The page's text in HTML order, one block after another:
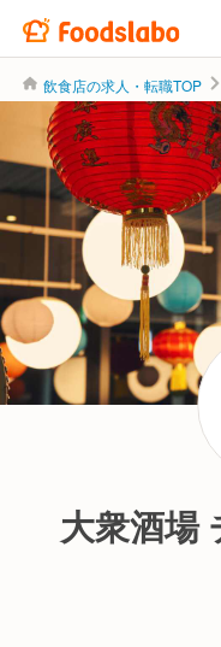
飲食店の求人・転職TOP
GYRO
大衆酒場